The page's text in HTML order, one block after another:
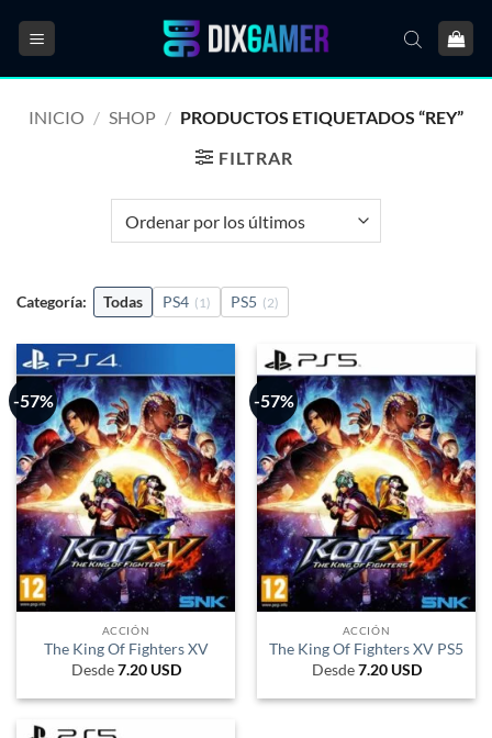
INICIO / SHOP / PRODUCTOS ETIQUETADOS “REY”
FILTRAR
Categoría: Todas PS4 (1) PS5 (2)
-57%
ACCIÓN
The King Of Fighters XV
Desde7.20 USD
-57%
ACCIÓN
The King Of Fighters XV PS5
Desde7.20 USD